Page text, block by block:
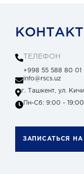
ТЕЛЕФОН
+998 55 588 80 01
info@rscs.uz
г. Ташкент, ул.
Пн-Сб: 9:00 - 19:00
ЗАПИСАТЬСЯ НА